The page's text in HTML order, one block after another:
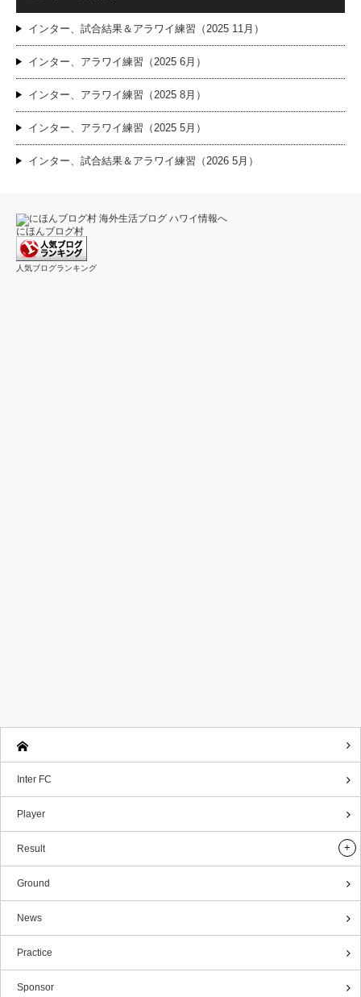
インター、試合結果＆アラワイ練習（2025 11月）
インター、アラワイ練習（2025 6月）
インター、アラワイ練習（2025 8月）
インター、アラワイ練習（2025 5月）
インター、試合結果＆アラワイ練習（2026 5月）
にほんブログ村
人気ブログランキング
Inter FC
Player
Result
Ground
News
Practice
Sponsor